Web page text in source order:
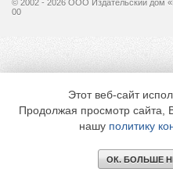
© 2002 - 2026 OOO Издательский
00
Этот веб-сайт
Продолжая просмотр сайта,
нашу политику
ОК. БОЛЬШЕ